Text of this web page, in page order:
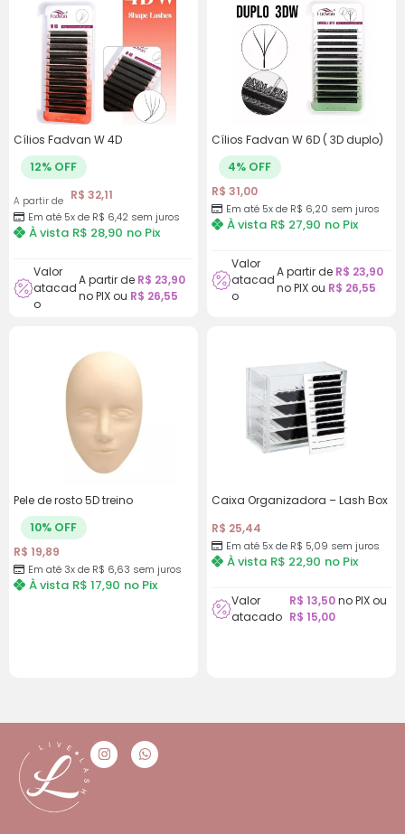
7x de 6,18com
juros
R$43,26
8x de R$5,46com
juros
R$43,68
Cílios Fadvan W 4D
12% OFF
A partir de R$ 32,11
Em até 5x de R$ 6,42 sem juros
À vista R$ 28,90 no Pix
Valor
atacad
o
A partir de R$ 23,90
no PIX ou R$ 26,55
Cílios Fadvan W 6D ( 3D duplo)
4% OFF
R$ 31,00
Em até 5x de R$ 6,20 sem juros
À vista R$ 27,90 no Pix
Valor
atacad
o
A partir de R$ 23,90
no PIX ou R$ 26,55
Pele de rosto 5D treino
10% OFF
R$ 19,89
Em até 3x de R$ 6,63 sem juros
À vista R$ 17,90 no Pix
Caixa Organizadora – Lash Box
R$ 25,44
Em até 5x de R$ 5,09 sem juros
À vista R$ 22,90 no Pix
Valor
atacado
R$ 13,50no PIX ou
R$ 15,00